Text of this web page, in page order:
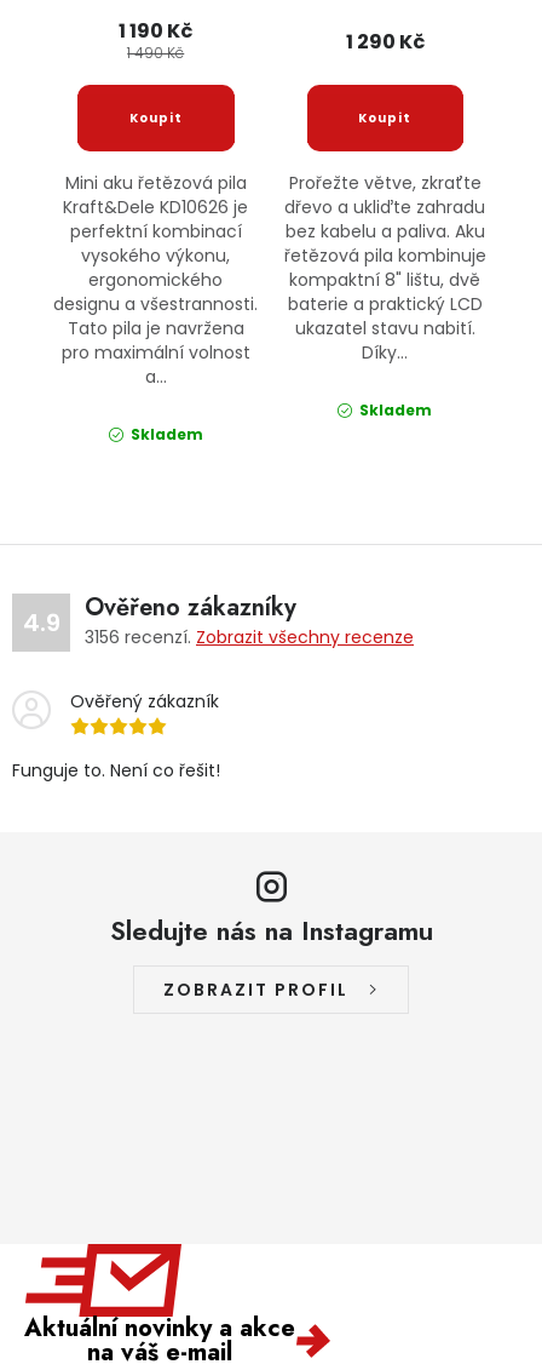
1 190 Kč
1 490 Kč
Mini aku řetězová pila
Kraft&Dele KD10626 je
perfektní kombinací
vysokého výkonu,
ergonomického
designu a všestrannosti.
Tato pila je navržena
pro maximální volnost
a...
Skladem
1 290 Kč
Prořežte větve, zkraťte
dřevo a ukliďte zahradu
bez kabelu a paliva. Aku
řetězová pila kombinuje
kompaktní 8" lištu, dvě
baterie a praktický LCD
ukazatel stavu nabití.
Díky...
Skladem
4.9 Ověřeno zákazníky
3156 recenzí. Zobrazit všechny recenze
Ověřený zákazník
Funguje to. Není co řešit!
Sledujte nás na Instagramu
ZOBRAZIT PROFIL
Aktuální novinky a akce
na váš e-mail